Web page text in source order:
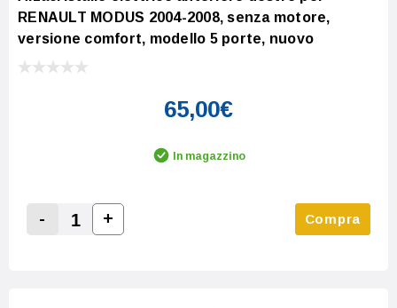
RENAULT MODUS 2004-2008, senza motore,
versione comfort, modello 5 porte, nuovo
65,00€
In magazzino
Decrease Quantity:
-
Increase Quantity:
+ Compra